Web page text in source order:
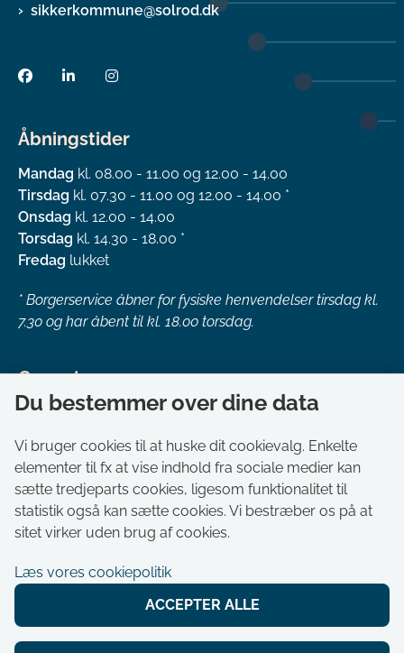
sikkerkommune@solrod.dk
Åbningstider
Mandag kl. 08.00 - 11.00 og 12.00 - 14.00
Tirsdag kl. 07.30 - 11.00 og 12.00 - 14.00 *
Onsdag kl. 12.00 - 14.00
Torsdag kl. 14.30 - 18.00 *
Fredag lukket
* Borgerservice åbner for fysiske henvendelser tirsdag kl.
7.30 og har åbent til kl. 18.00 torsdag.
Genveje
Aktuelt
Akut hjælp
Bestil tid i Borgerservice
Ledige stillinger
Du bestemmer over dine data
Vi bruger cookies til at huske dit cookievalg. Enkelte
elementer til fx at vise indhold fra sociale medier kan
sætte tredjeparts cookies, ligesom funktionalitet til
statistik også kan sætte cookies. Vi bestræber os på at
sitet virker uden brug af cookies.
Læs vores cookiepolitik
ACCEPTER ALLE